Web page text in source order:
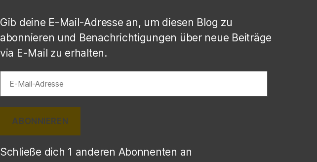
Gib deine E-Mail-Adresse an, um diesen Blog zu
abonnieren und Benachrichtigungen über neue Beiträge
via E-Mail zu erhalten.
Mail-
ABONNIEREN
Schließe dich 1 anderen Abonnenten an